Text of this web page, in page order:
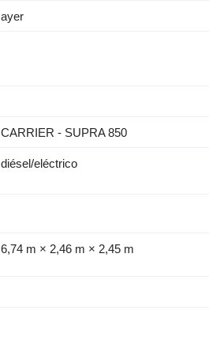
ayer
CARRIER - SUPRA 850
diésel/eléctrico
6,74 m × 2,46 m × 2,45 m